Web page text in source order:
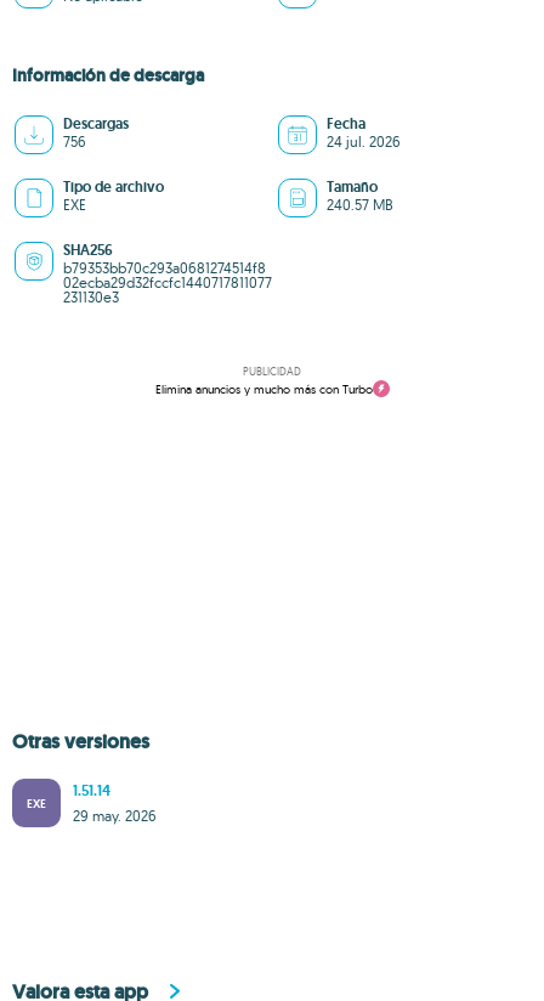
Información de descarga
Descargas
756
Fecha
24 jul. 2026
Tipo de archivo
EXE
Tamaño
240.57 MB
SHA256
b79353bb70c293a0681274514f8
02ecba29d32fccfc1440717811077
231130e3
PUBLICIDAD
Elimina anuncios y mucho más con Turbo
Otras versiones
EXE
1.51.14
29 may. 2026
Valora esta app